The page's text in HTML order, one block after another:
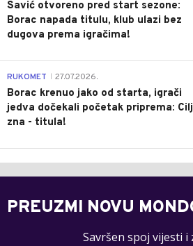
Savić otvoreno pred start sezone:
Borac napada titulu, klub ulazi bez
dugova prema igračima!
RUKOMET 27.07.2026.
Borac krenuo jako od starta, igrači
jedva dočekali početak priprema:
zna - titula!
PREUZMI NOVU
Savršen spoj vijesti i